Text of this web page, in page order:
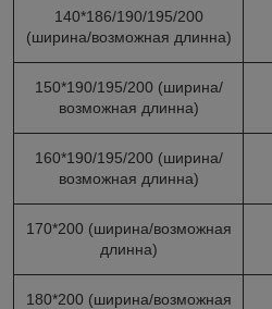
140*186/190/195/200
(ширина/возможная длинна)
150*190/195/200 (ширина/
возможная длинна)
160*190/195/200 (ширина/
возможная длинна)
170*200 (ширина/возможная
длинна)
180*200 (ширина/возможная